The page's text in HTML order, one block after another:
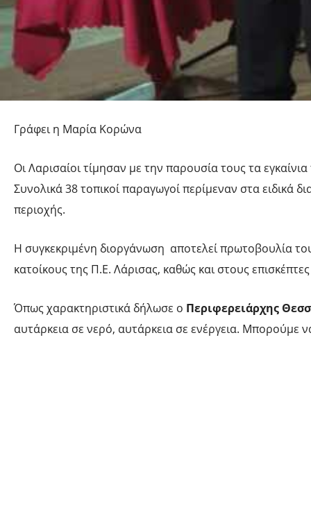
Γράφει η Μαρία Κορώνα
Οι Λαρισαίοι τίμησαν με την παρουσία τους τα
Συνολικά 38 τοπικοί παραγωγοί περίμεναν στα ειδικά
περιοχής.
Η συγκεκριμένη διοργάνωση αποτελεί πρωτοβουλία
κατοίκους της Π.Ε. Λάρισας, καθώς και στους
Όπως χαρακτηριστικά δήλωσε ο Περιφερειάρχης
αυτάρκεια σε νερό, αυτάρκεια σε ενέργεια. Μπορούμε